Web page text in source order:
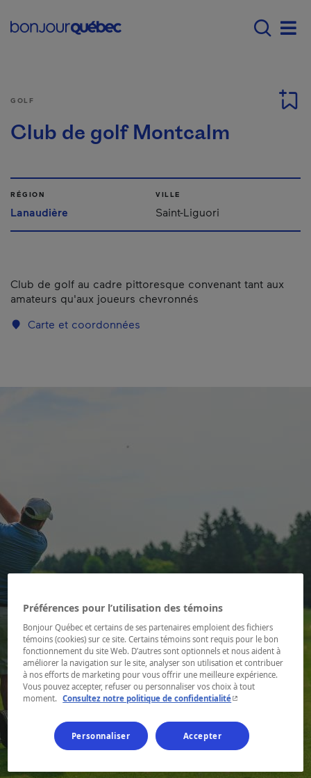
Main navigation -
GOLF
Club de golf Montcalm
RÉGION
Lanaudière
VILLE
Saint-Liguori
Club de golf au cadre pittoresque convenant tant aux
amateurs qu'aux joueurs chevronnés
Carte et coordonnées
Préférences pour l’utilisation des témoins
Bonjour Québec et certains de ses partenaires emploient des fichiers
témoins (cookies) sur ce site. Certains témoins sont requis pour le bon
fonctionnement du site Web. D’autres sont optionnels et nous aident à
améliorer la navigation sur le site, analyser son utilisation et contribuer
à nos efforts de marketing pour vous offrir une meilleure expérience.
Vous pouvez accepter, refuser ou personnaliser vos choix à tout
moment. Consultez notre politique de confidentialité- Cet hyperlien
Personnaliser Accepter